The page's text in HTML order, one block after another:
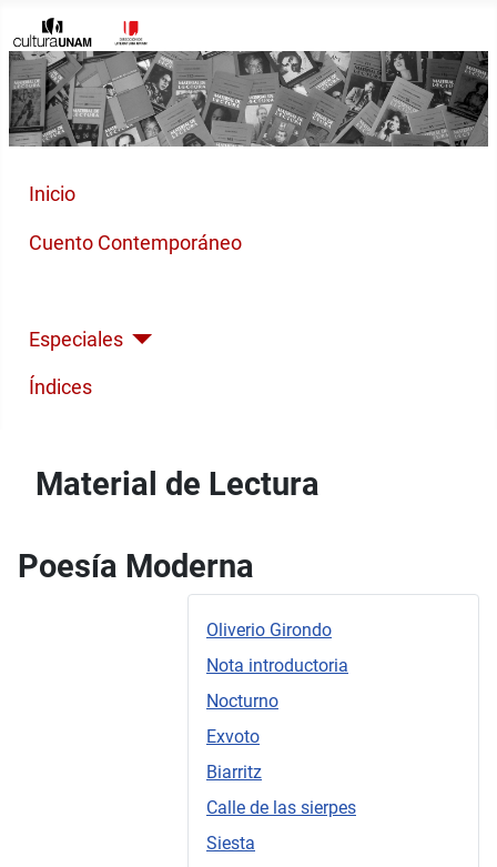
Inicio
Cuento Contemporáneo
Especiales
Índices
Material de Lectura
Poesía Moderna
Oliverio Girondo
Nota introductoria
Nocturno
Exvoto
Biarritz
Calle de las sierpes
Siesta